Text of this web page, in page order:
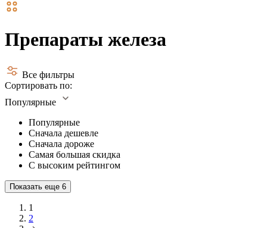
Препараты железа
Все фильтры
Сортировать по:
Популярные
Популярные
Сначала дешевле
Сначала дороже
Самая большая скидка
С высоким рейтингом
Показать еще 6
1
2